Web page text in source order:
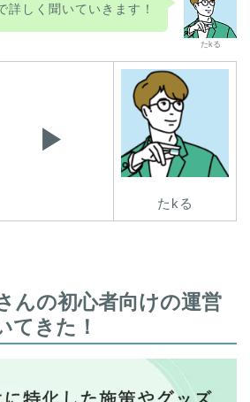
たkる
詳しく聞いていきます！
▶︎
たkる
んの初心者向けの運営
てきた！